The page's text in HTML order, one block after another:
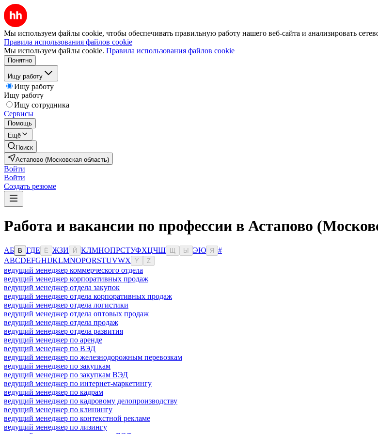
Мы используем файлы cookie, чтобы обеспечивать правильную работу нашего веб-сайта и анализировать
Правила использования файлов cookie
Мы используем файлы cookie. Правила использования файлов cookie
Понятно
Ищу работу
Ищу работу
Ищу работу
Ищу сотрудника
Сервисы
Помощь
Ещё
Поиск
Астапово (Московская область)
Войти
Войти
Создать резюме
Работа и вакансии по профессии в Астапово
АБ В ГДЕ Ё ЖЗИ Й КЛМНОПРСТУФХЦЧШ Ы ЭЮ Я
#
ABCDEFGHIJKLMNOPQRSTUVWX Y Z
ведущий менеджер коммерческого отдела
ведущий менеджер корпоративных продаж
ведущий менеджер отдела закупок
ведущий менеджер отдела корпоративных продаж
ведущий менеджер отдела логистики
ведущий менеджер отдела оптовых продаж
ведущий менеджер отдела продаж
ведущий менеджер отдела развития
ведущий менеджер по аренде
ведущий менеджер по ВЭД
ведущий менеджер по железнодорожным перевозкам
ведущий менеджер по закупкам
ведущий менеджер по закупкам ВЭД
ведущий менеджер по интернет-маркетингу
ведущий менеджер по кадрам
ведущий менеджер по кадровому делопроизводству
ведущий менеджер по клинингу
ведущий менеджер по контекстной рекламе
ведущий менеджер по лизингу